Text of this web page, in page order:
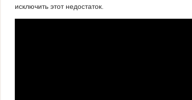
исключить этот недостаток.